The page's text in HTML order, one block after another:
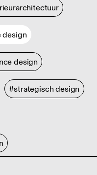
design
design
#strategisch design